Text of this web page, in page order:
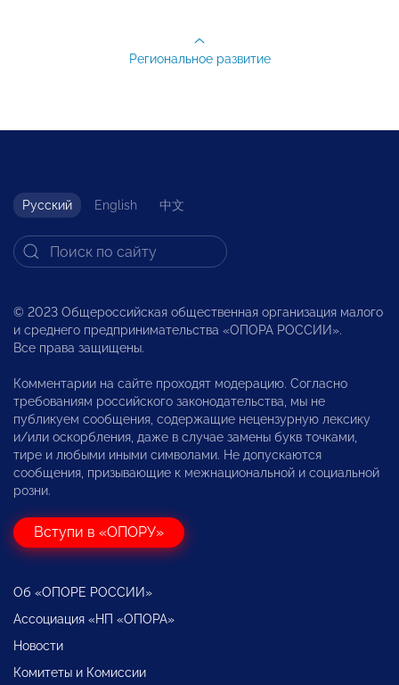
Региональное развитие
Русский English 中文
© 2023 Общероссийская общественная организация малого
и среднего предпринимательства «ОПОРА РОССИИ».
Все права защищены.
Комментарии на сайте проходят модерацию. Согласно
требованиям российского законодательства, мы не
публикуем сообщения, содержащие нецензурную лексику
и/или оскорбления, даже в случае замены букв точками,
тире и любыми иными символами. Не допускаются
сообщения, призывающие к межнациональной и социальной
розни.
Вступи в «ОПОРУ»
Об «ОПОРЕ РОССИИ»
Ассоциация «НП «ОПОРА»
Новости
Комитеты и Комиссии